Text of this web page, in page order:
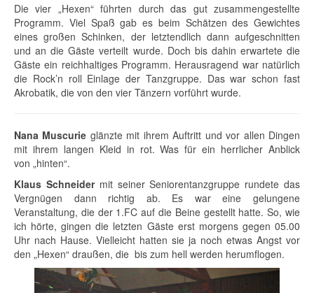
Die vier „Hexen“ führten durch das gut zusammengestellte
Programm. Viel Spaß gab es beim Schätzen des Gewichtes
eines großen Schinken, der letztendlich dann aufgeschnitten
und an die Gäste verteilt wurde. Doch bis dahin erwartete die
Gäste ein reichhaltiges Programm. Herausragend war natürlich
die Rock’n roll Einlage der Tanzgruppe. Das war schon fast
Akrobatik, die von den vier Tänzern vorführt wurde.
Nana Muscurie glänzte mit ihrem Auftritt und vor allen Dingen
mit ihrem langen Kleid in rot. Was für ein herrlicher Anblick
von „hinten“.
Klaus Schneidermit seiner Seniorentanzgruppe rundete das
Vergnügen dann richtig ab. Es war eine gelungene
Veranstaltung, die der 1.FC auf die Beine gestellt hatte. So, wie
ich hörte, gingen die letzten Gäste erst morgens gegen 05.00
Uhr nach Hause. Vielleicht hatten sie ja noch etwas Angst vor
den „Hexen“ draußen, die bis zum hell werden herumflogen.